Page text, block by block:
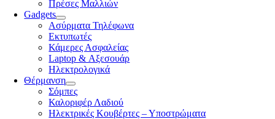
Πρέσες Μαλλιών
Gadgets
Ασύρματα Τηλέφωνα
Εκτυπωτές
Κάμερες Ασφαλείας
Laptop & Αξεσουάρ
Ηλεκτρολογικά
Θέρμανση
Σόμπες
Καλοριφέρ Λαδιού
Ηλεκτρικές Κουβέρτες – Υποστρώματα